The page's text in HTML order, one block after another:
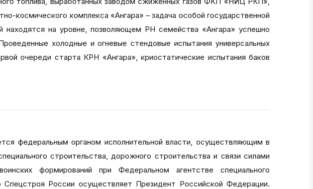
космического комплекса «Ангара» – задача особой государственной
находятся на уровне, позволяющем РН семейства «Ангара» успешно
холодные и огневые стендовые испытания универсальных
очереди старта КРН «Ангара», криостатические испытания баков
федеральным органом исполнительной власти, осуществляющим в
строительства, дорожного строительства и связи силами
формирований при Федеральном агентстве специального
России осуществляет Президент Российской Федерации.